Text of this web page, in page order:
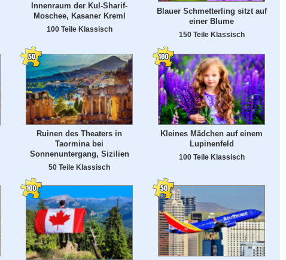
Innenraum der Kul-Sharif-
Moschee, Kasaner Kreml
100 Teile Klassisch
Blauer Schmetterling sitzt auf
einer Blume
150 Teile Klassisch
Ruinen des Theaters in
Taormina bei
Sonnenuntergang, Sizilien
50 Teile Klassisch
Kleines Mädchen auf einem
Lupinenfeld
100 Teile Klassisch